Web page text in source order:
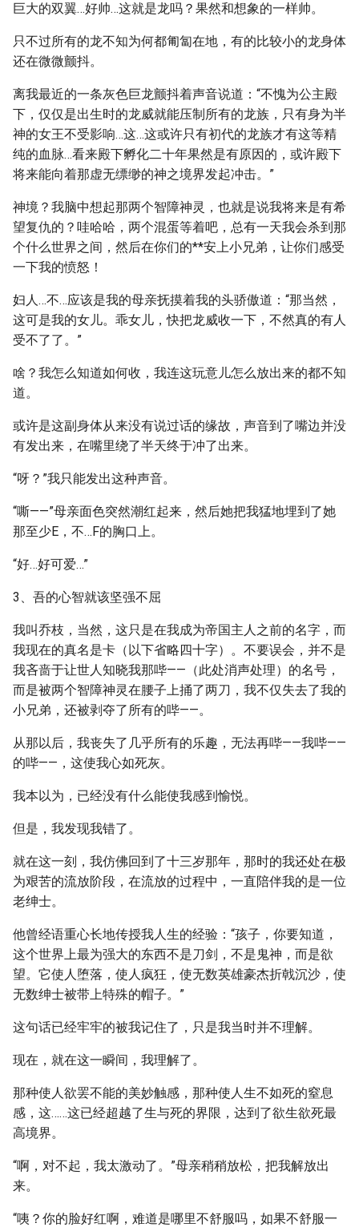
巨大的双翼…好帅…这就是龙吗？果然和想象的一样帅。
只不过所有的龙不知为何都匍匐在地，有的比较小的龙身体
还在微微颤抖。
离我最近的一条灰色巨龙颤抖着声音说道：“不愧为公主殿
下，仅仅是出生时的龙威就能压制所有的龙族，只有身为半
神的女王不受影响…这…这或许只有初代的龙族才有这等精
纯的血脉…看来殿下孵化二十年果然是有原因的，或许殿下
将来能向着那虚无缥缈的神之境界发起冲击。”
神境？我脑中想起那两个智障神灵，也就是说我将来是有希
望复仇的？哇哈哈，两个混蛋等着吧，总有一天我会杀到那
个什么世界之间，然后在你们的**安上小兄弟，让你们感受
一下我的愤怒！
妇人…不…应该是我的母亲抚摸着我的头骄傲道：“那当然，
这可是我的女儿。乖女儿，快把龙威收一下，不然真的有人
受不了了。”
啥？我怎么知道如何收，我连这玩意儿怎么放出来的都不知
道。
或许是这副身体从来没有说过话的缘故，声音到了嘴边并没
有发出来，在嘴里绕了半天终于冲了出来。
“呀？”我只能发出这种声音。
“嘶——”母亲面色突然潮红起来，然后她把我猛地埋到了她
那至少E，不…F的胸口上。
“好…好可爱…”
3、吾的心智就该坚强不屈
我叫乔枝，当然，这只是在我成为帝国主人之前的名字，而
我现在的真名是卡（以下省略四十字）。不要误会，并不是
我吝啬于让世人知晓我那哔——（此处消声处理）的名号，
而是被两个智障神灵在腰子上捅了两刀，我不仅失去了我的
小兄弟，还被剥夺了所有的哔——。
从那以后，我丧失了几乎所有的乐趣，无法再哔——我哔——
的哔——，这使我心如死灰。
我本以为，已经没有什么能使我感到愉悦。
但是，我发现我错了。
就在这一刻，我仿佛回到了十三岁那年，那时的我还处在极
为艰苦的流放阶段，在流放的过程中，一直陪伴我的是一位
老绅士。
他曾经语重心长地传授我人生的经验：“孩子，你要知道，
这个世界上最为强大的东西不是刀剑，不是鬼神，而是欲
望。它使人堕落，使人疯狂，使无数英雄豪杰折戟沉沙，使
无数绅士被带上特殊的帽子。”
这句话已经牢牢的被我记住了，只是我当时并不理解。
现在，就在这一瞬间，我理解了。
那种使人欲罢不能的美妙触感，那种使人生不如死的窒息
感，这……这已经超越了生与死的界限，达到了欲生欲死最
高境界。
“啊，对不起，我太激动了。”母亲稍稍放松，把我解放出
来。
“咦？你的脸好红啊，难道是哪里不舒服吗，如果不舒服一